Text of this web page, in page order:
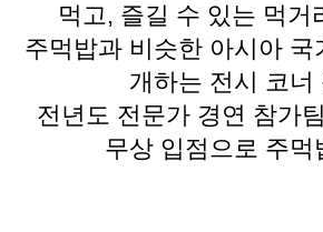
먹고, 즐길 수 있는 먹거
주먹밥과 비슷한 아시아 국
개하는 전시 코너
전년도 전문가 경연 참가
무상 입점으로 주먹